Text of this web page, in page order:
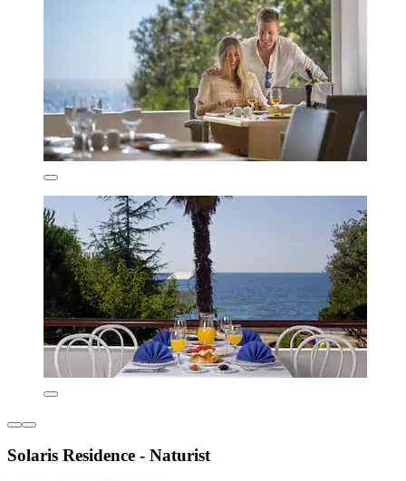
Solaris Residence - Naturist